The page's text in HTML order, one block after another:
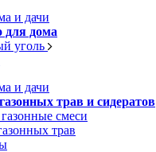
и дачи
для дома
уголь
и дачи
трав и сидератов
смеси
трав